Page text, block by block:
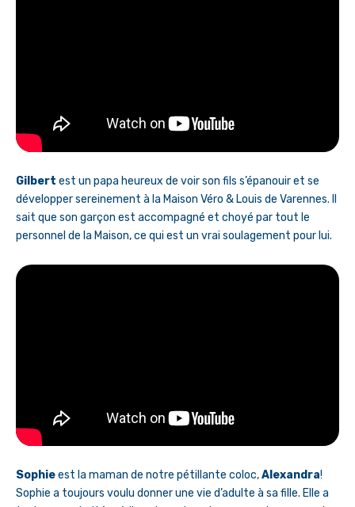
Gilbert est un papa heureux de voir son fils s’épanouir et se
développer sereinement à la Maison Véro & Louis de Varennes. Il
sait que son garçon est accompagné et choyé par tout le
personnel de la Maison, ce qui est un vrai soulagement pour lui.
Sophieest la maman de notre pétillante coloc,Alexandra!
Sophie a toujours voulu donner une vie d’adulte à sa fille. Elle a